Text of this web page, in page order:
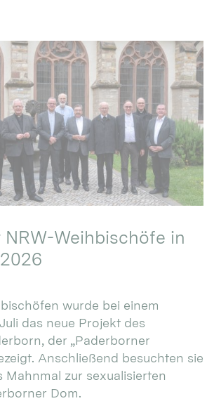
Weihbischöfe in
wurde bei einem
das neue Projekt des
der „Paderborner
Anschließend besuchten sie
Mahnmal zur sexualisierten
Dom.